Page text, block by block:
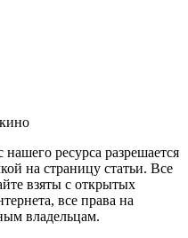
ресурса разрешается
на страницу статьи. Все
взяты с открытых
все права на
владельцам.